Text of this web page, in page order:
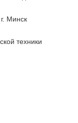
Минск
техники